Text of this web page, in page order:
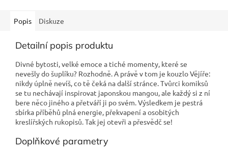
Popis Diskuze
Detailní popis produktu
Divné bytosti, velké emoce a tiché momenty, které se
nevešly do šuplíku? Rozhodně. A právě v tom je kouzlo Vějíře:
nikdy úplně nevíš, co tě čeká na další stránce. Tvůrci komiksů
se tu nechávají inspirovat japonskou mangou, ale každý si z ní
bere něco jiného a přetváří ji po svém. Výsledkem je pestrá
sbírka příběhů plná energie, překvapení a osobitých
kreslířských rukopisů. Tak jej otevři a přesvědč se!
Doplňkové parametry